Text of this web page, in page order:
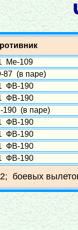
Ме-109
(в паре)
ФВ-190
ФВ-190
(в паре)
ФВ-190
ФВ-190
ФВ-190
ФВ-190
боевых